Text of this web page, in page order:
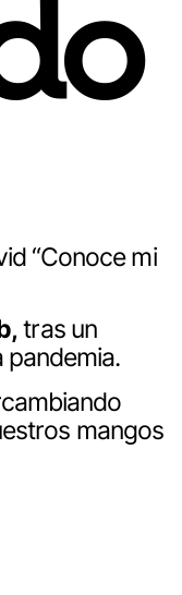
“Conoce mi
tras un
mangos